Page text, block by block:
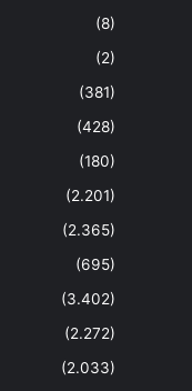
(8)
(2)
(381)
(428)
(180)
(2.201)
(2.365)
(695)
(3.402)
(2.272)
(2.033)